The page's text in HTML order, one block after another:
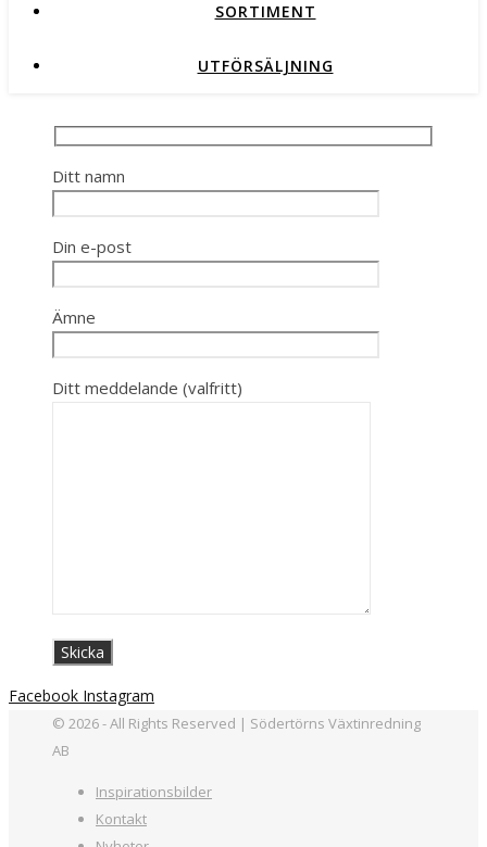
SORTIMENT
UTFÖRSÄLJNING
Ditt namn
Din e-post
Ämne
Ditt meddelande (valfritt)
Facebook Instagram
© 2026 - All Rights Reserved | Södertörns Växtinredning
AB
Inspirationsbilder
Kontakt